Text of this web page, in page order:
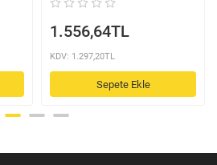
1.556,64TL
KDV: 1.297,20TL
Sepete Ekle